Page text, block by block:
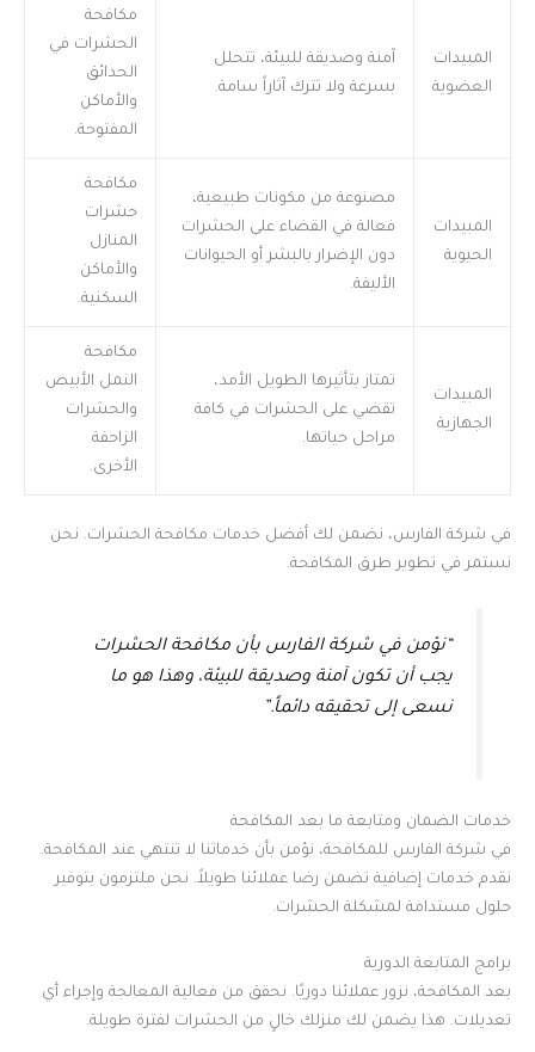
المبيدات
العضوية
آمنة وصديقة للبيئة، تتحلل
بسرعة ولا تترك آثاراً سامة.
مكافحة
الحشرات في
الحدائق
والأماكن
المفتوحة.
المبيدات
الحيوية
مصنوعة من مكونات طبيعية،
فعالة في القضاء على الحشرات
دون الإضرار بالبشر أو الحيوانات
الأليفة.
مكافحة
حشرات
المنازل
والأماكن
السكنية.
المبيدات
الجهازية
تمتاز بتأثيرها الطويل الأمد،
تقضي على الحشرات في كافة
مراحل حياتها.
مكافحة
النمل الأبيض
والحشرات
الزاحفة
الأخرى.
في شركة الفارس، نضمن لك أفضل خدمات مكافحة الحشرات. نحن
نستمر في تطوير طرق المكافحة.
“نؤمن في شركة الفارس بأن مكافحة الحشرات
يجب أن تكون آمنة وصديقة للبيئة، وهذا هو ما
نسعى إلى تحقيقه دائماً.”
خدمات الضمان ومتابعة ما بعد المكافحة
في شركة الفارس للمكافحة، نؤمن بأن خدماتنا لا تنتهي عند المكافحة.
نقدم خدمات إضافية تضمن رضا عملائنا طويلاً. نحن ملتزمون بتوفير
حلول مستدامة لمشكلة الحشرات.
برامج المتابعة الدورية
بعد المكافحة، نزور عملائنا دوريًا. نحقق من فعالية المعالجة وإجراء أي
تعديلات. هذا يضمن لك منزلك خالٍ من الحشرات لفترة طويلة.